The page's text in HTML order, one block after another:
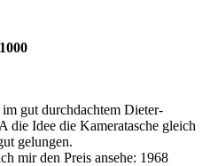
gut durchdachtem Dieter-
die Idee die Kameratasche gleich
gelungen.
mir den Preis ansehe: 1968